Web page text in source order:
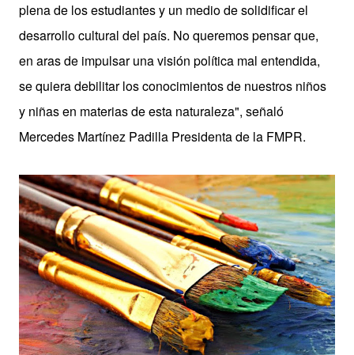
plena de los estudiantes y un medio de solidificar el
desarrollo cultural del país. No queremos pensar que,
en aras de impulsar una visión política mal entendida,
se quiera debilitar los conocimientos de nuestros niños
y niñas en materias de esta naturaleza", señaló
Mercedes Martínez Padilla Presidenta de la FMPR.